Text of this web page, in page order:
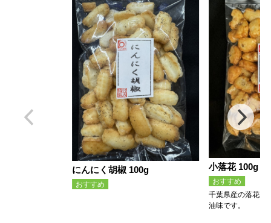
にんにく胡椒 100g
おすすめ
小落花 100g
おすすめ
千葉県産の落花生
油味です。